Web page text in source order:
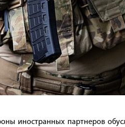
иностранных партнеров